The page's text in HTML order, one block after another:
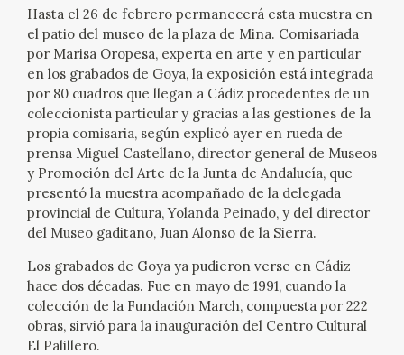
CRONOLOGÍA
EL VIAJE DE GOYA
CATÁLOGO
GOYA EN EL MUNDO
GOYA EN ARAGÓN
EDICIONES
PUBLICACIONES
Hasta el 26 de febrero permanecerá esta muestra en
el patio del museo de la plaza de Mina. Comisariada
por Marisa Oropesa, experta en arte y en particular
en los grabados de Goya, la exposición está integrada
por 80 cuadros que llegan a Cádiz procedentes de un
coleccionista particular y gracias a las gestiones de la
propia comisaria, según explicó ayer en rueda de
prensa Miguel Castellano, director general de Museos
y Promoción del Arte de la Junta de Andalucía, que
presentó la muestra acompañado de la delegada
provincial de Cultura, Yolanda Peinado, y del director
del Museo gaditano, Juan Alonso de la Sierra.
Los grabados de Goya ya pudieron verse en Cádiz
hace dos décadas. Fue en mayo de 1991, cuando la
colección de la Fundación March, compuesta por 222
obras, sirvió para la inauguración del Centro Cultural
El Palillero.